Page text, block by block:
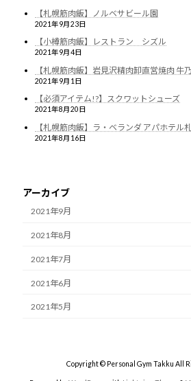
【札幌筋肉飯】ノルベサビール園
2021年9月23日
【小樽筋肉飯】レストラン シズル
2021年9月4日
【札幌筋肉飯】岩見沢精肉卸直営焼肉 牛
2021年9月1日
【必須アイテム!?】スクワットシューズ
2021年8月20日
【札幌筋肉飯】ラ・ベランダ アパホテル
2021年8月16日
アーカイブ
2021年9月
2021年8月
2021年7月
2021年6月
2021年5月
Copyright © Personal Gym Takku All